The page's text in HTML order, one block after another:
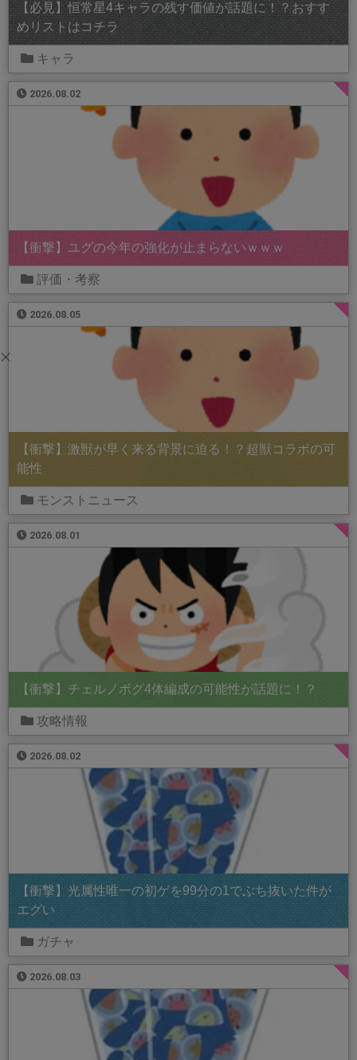
【必見】恒常星4キャラの残す価値が話題に！？おすす
めリストはコチラ
キャラ
2026.08.02
【衝撃】ユグの今年の強化が止まらないｗｗｗ
評価・考察
2026.08.05
【衝撃】激獣が早く来る背景に迫る！？超獣コラボの可
能性
モンストニュース
2026.08.01
【衝撃】チェルノボグ4体編成の可能性が話題に！？
攻略情報
2026.08.02
【衝撃】光属性唯一の初ゲを99分の1でぶち抜いた件が
エグい
ガチャ
2026.08.03